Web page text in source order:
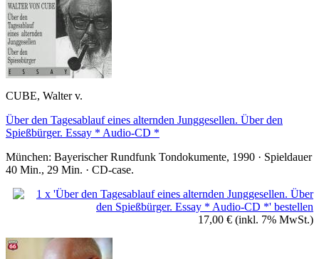
CUBE, Walter v.
Über den Tagesablauf eines alternden Junggesellen. Über den
Spießbürger. Essay * Audio-CD *
München: Bayerischer Rundfunk Tondokumente, 1990 · Spieldauer
40 Min., 29 Min. · CD-case.
17,00 € (inkl. 7% MwSt.)